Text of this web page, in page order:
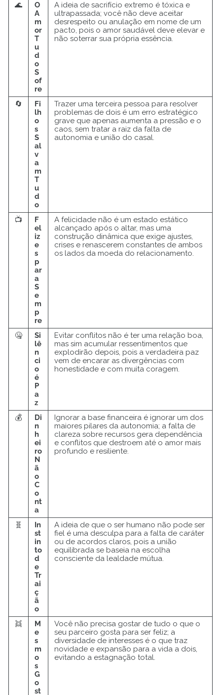
🌊
O
A
m
or
T
u
d
o
S
of
re
A ideia de sacrifício extremo é tóxica e
ultrapassada; você não deve aceitar
desrespeito ou anulação em nome de um
pacto, pois o amor saudável deve elevar e
não soterrar sua própria essência.
🔄
Fi
lh
o
s
S
al
v
a
m
T
u
d
o
Trazer uma terceira pessoa para resolver
problemas de dois é um erro estratégico
grave que apenas aumenta a pressão e o
caos, sem tratar a raiz da falta de
autonomia e união do casal.
📺
F
el
iz
e
s
p
ar
a
S
e
m
p
re
A felicidade não é um estado estático
alcançado após o altar, mas uma
construção dinâmica que exige ajustes,
crises e renascerem constantes de ambos
os lados da moeda do relacionamento.
🤐
Si
lê
n
ci
o
é
P
a
z
Evitar conflitos não é ter uma relação boa,
mas sim acumular ressentimentos que
explodirão depois, pois a verdadeira paz
vem de encarar as divergências com
honestidade e com muita coragem.
💰
Di
n
h
ei
ro
N
ã
o
C
o
nt
a
Ignorar a base financeira é ignorar um dos
maiores pilares da autonomia; a falta de
clareza sobre recursos gera dependência
e conflitos que destroem até o amor mais
profundo e resiliente.
🧬
In
st
in
to
d
e
Tr
ai
ç
ã
o
A ideia de que o ser humano não pode ser
fiel é uma desculpa para a falta de caráter
ou de acordos claros, pois a união
equilibrada se baseia na escolha
consciente da lealdade mútua.
👯
M
e
s
m
o
s
G
o
st
Você não precisa gostar de tudo o que o
seu parceiro gosta para ser feliz; a
diversidade de interesses é o que traz
novidade e expansão para a vida a dois,
evitando a estagnação total.